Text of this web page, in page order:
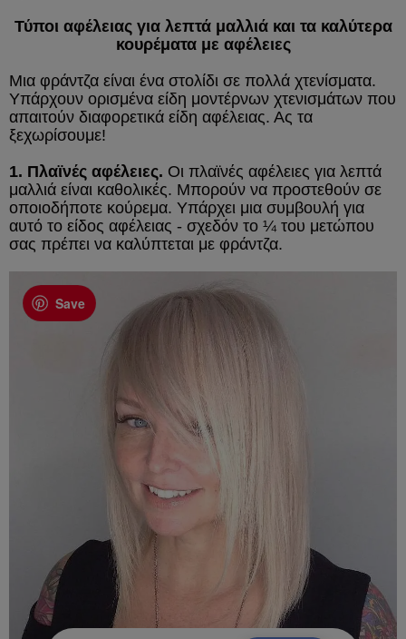
Τύποι αφέλειας για λεπτά μαλλιά και τα καλύτερα
κουρέματα με αφέλειες
Μια φράντζα είναι ένα στολίδι σε πολλά χτενίσματα.
Υπάρχουν ορισμένα είδη μοντέρνων χτενισμάτων που
απαιτούν διαφορετικά είδη αφέλειας. Ας τα
ξεχωρίσουμε!
1. Πλαϊνές αφέλειες. Οι πλαϊνές αφέλειες για λεπτά
μαλλιά είναι καθολικές. Μπορούν να προστεθούν σε
οποιοδήποτε κούρεμα. Υπάρχει μια συμβουλή για
αυτό το είδος αφέλειας - σχεδόν το ¼ του μετώπου
σας πρέπει να καλύπτεται με φράντζα.
Save